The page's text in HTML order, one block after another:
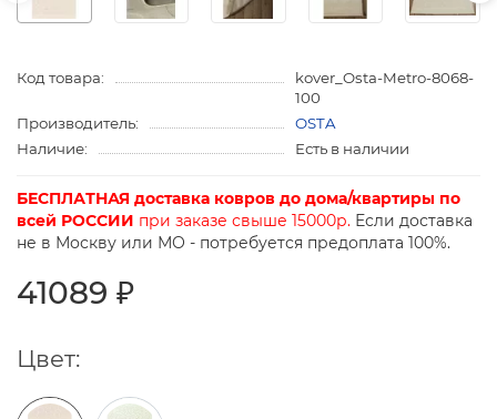
Код товара:
kover_Osta-Metro-8068-
100
Производитель:
OSTA
Наличие:
Есть в наличии
БЕСПЛАТНАЯ доставка ковров до дома/квартиры по
всей РОССИИ при заказе свыше 15000р. Если доставка
не в Москву или МО - потребуется предоплата 100%.
41089 ₽
Цвет: